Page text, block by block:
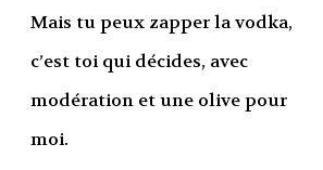
Mais tu peux zapper la vodka,
c’est toi qui décides, avec
modération et une olive pour
moi.